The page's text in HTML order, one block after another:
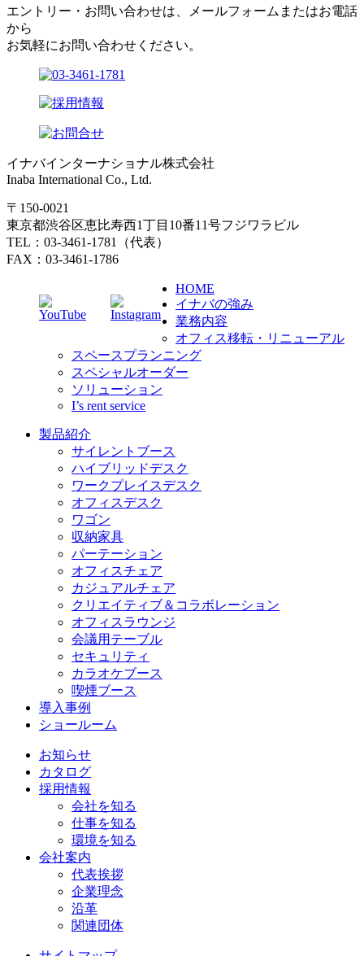
エントリー・お問い合わせは、メールフォームまたはお電話
から
お気軽にお問い合わせください。
イナバインターナショナル株式会社
Inaba International Co., Ltd.
〒150-0021
東京都渋谷区恵比寿西1丁目10番11号フジワラビル
TEL：03-3461-1781（代表）
FAX：03-3461-1786
HOME
イナバの強み
業務内容
オフィス移転・リニューアル
スペースプランニング
スペシャルオーダー
ソリューション
I’s rent service
製品紹介
サイレントブース
ハイブリッドデスク
ワークプレイスデスク
オフィスデスク
ワゴン
収納家具
パーテーション
オフィスチェア
カジュアルチェア
クリエイティブ＆コラボレーション
オフィスラウンジ
会議用テーブル
セキュリティ
カラオケブース
喫煙ブース
導入事例
ショールーム
お知らせ
カタログ
採用情報
会社を知る
仕事を知る
環境を知る
会社案内
代表挨拶
企業理念
沿革
関連団体